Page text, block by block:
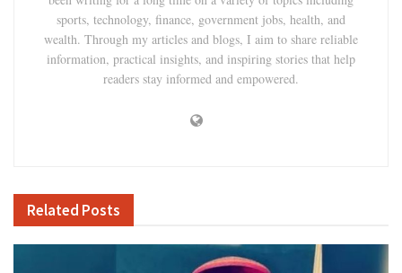
sports, technology, finance, government jobs, health, and
wealth. Through my articles and blogs, I aim to share reliable
information, practical insights, and inspiring stories that help
readers stay informed and empowered.
Related Posts